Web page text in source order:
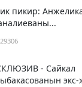
пикир:
- Сайкал
экс-